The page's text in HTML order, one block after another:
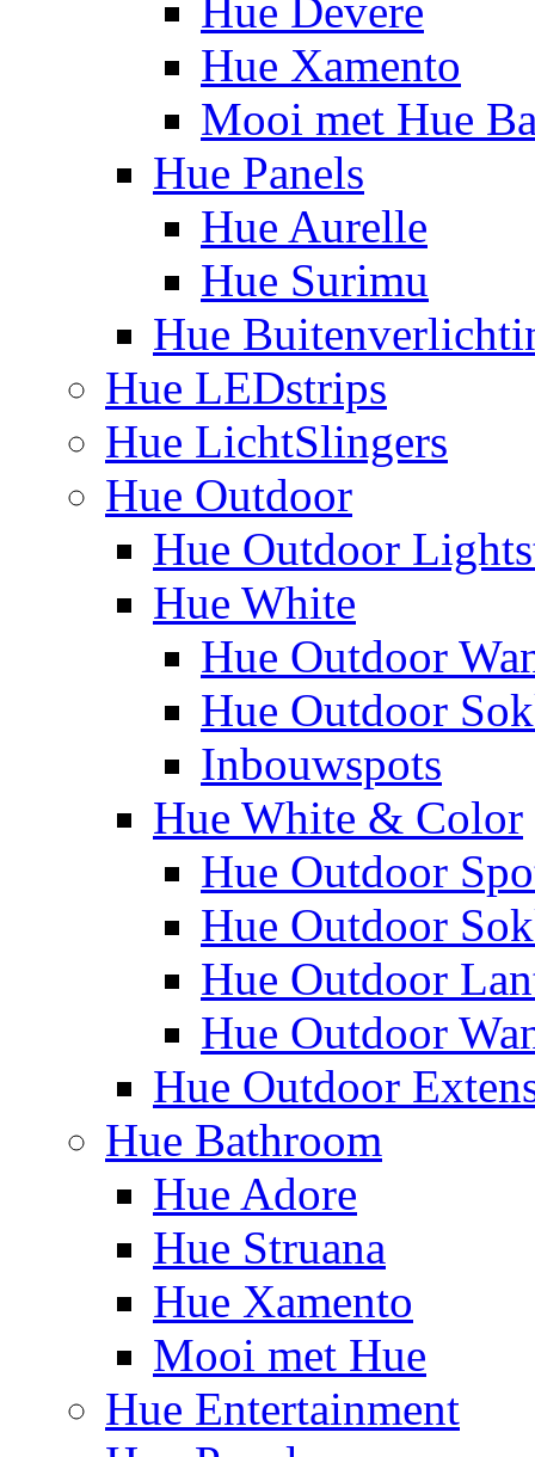
Hue Devere
Hue Xamento
Mooi met Hue
Hue Panels
Hue Aurelle
Hue Surimu
Hue
Hue LEDstrips
Hue LichtSlingers
Hue Outdoor
Hue Outdoor
Hue White
Hue Outdoor
Hue Outdoor
Inbouwspots
Hue White & Color
Hue Outdoor
Hue Outdoor
Hue Outdoor
Hue Outdoor
Hue Outdoor
Hue Bathroom
Hue Adore
Hue Struana
Hue Xamento
Mooi met Hue
Hue Entertainment